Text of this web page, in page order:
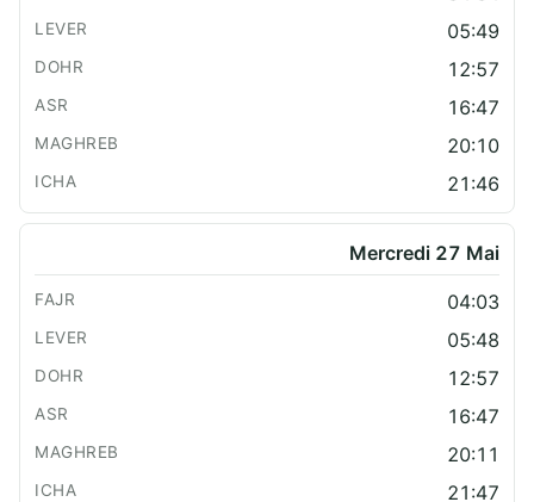
05:49
12:57
16:47
20:10
21:46
Mercredi 27 Mai
04:03
05:48
12:57
16:47
20:11
21:47